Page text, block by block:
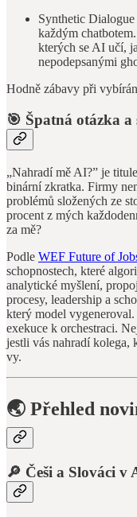
Synthetic
každým
kterých se AI učí,
nepodepsanými
Hodně zábavy při
🎯 Špatná otázka a
„Nahradí mě AI?” je
binární zkratka. Firmy
problémů složených ze
procent z mých
za mě?
Podle WEF Future of
schopnostech, které
analytické myšlení,
procesy, leadership a
který model vygeneroval.
exekuce k orchestraci.
jestli vás nahradí kolega,
vy.
🌏 Přehled
🔎 Češi a Slováci v